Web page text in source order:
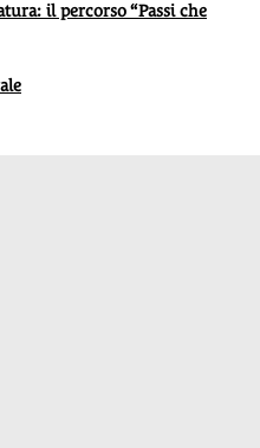
il percorso “Passi che